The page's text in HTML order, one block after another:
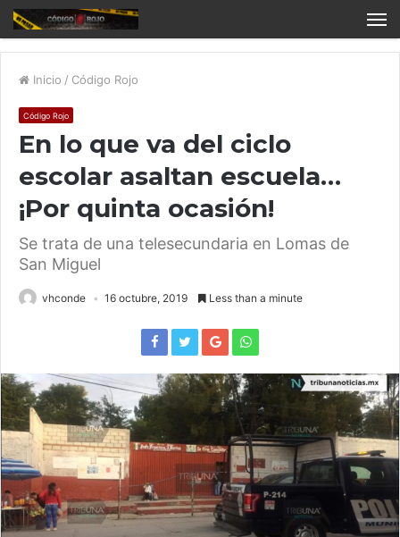
Inicio / Código Rojo
Código Rojo
En lo que va del ciclo
escolar asaltan escuela…
¡Por quinta ocasión!
Se trata de una telesecundaria en Lomas de
San Miguel
vhconde 16 octubre, 2019 Less than a minute